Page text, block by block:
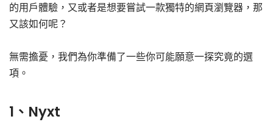
的用戶體驗，又或者是想要嘗試一款獨特的網頁瀏覽器，那
又該如何呢？
無需擔憂，我們為你準備了一些你可能願意一探究竟的選
項。
1、Nyxt